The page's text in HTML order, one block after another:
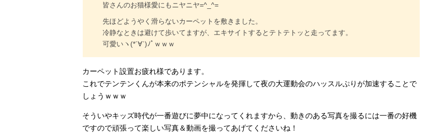
皆さんのお猫様愛にもニヤニヤ=^_^=
先ほどようやく滑らないカーペットを敷きました。
冷静なときは避けて歩いてますが、エキサイトするとテトテトッと走ってます。
可愛いヽ(*´∀`)ﾉﾟｗｗｗ
カーペット設置お疲れ様であります。
これでテンテンくんが本来のポテンシャルを発揮して夜の大運動会のハッスルぷりが加速することで
しょうｗｗｗ
そういやキッズ時代が一番遊びに夢中になってくれますから、動きのある写真を撮るには一番の好機
ですので頑張って楽しい写真＆動画を撮ってあげてくださいね！